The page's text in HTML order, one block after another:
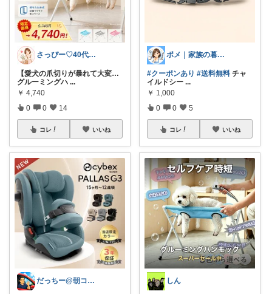
さっぴー♡40代主婦・楽天おすすめ品紹介
【愛犬の爪切りが暴れて大変…
グルーミングハ ...
￥ 4,740
0 0 14
コレ いいね
だっちー@朝コレ5時🚗カー用品探求家
ポメ｜家族の暮らしを少しラクに
#クーポンあり #送料無料 チャ
イルドシー ...
￥ 1,000
0 0 5
コレ いいね
しん